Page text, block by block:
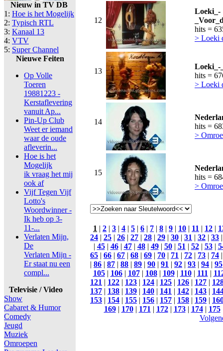
Nieuw in TV DB
1: Hoe is het Mogelijk
2: Typisch RTL
3: Kanaal 13
4: VTV
5: Super Channel
Nieuwe Feiten
Op Volle
Toeren
19881223 -
Kerstaflevering
vanuit Ap...
Pin-Up Club
Weet er iemand
waar de oude
afleverin...
Hoe is het
Mogelijk
ik vraag het mij
ook af
Vijf Tegen Vijf
Lotto's
Woordwinner -
Ik heb op 3-
11-...
Verlaten Mijn,
De
Verlaten Mijn -
Er staat nu een
compl...
Televisie / Video
Show
Cabaret & Humor
Comedy
Jeugd
Muziek
Omroepen
12
Loeki_-
hits =
> Loeki
13
Loeki_-
hits =
> Loeki
14
hits =
>
15
hits =
>
1 | 2 | 3 | 4 | 5 | 6 | 7 | 8 | 9 | 10 | 11 | 12 |
24 | 25 | 26 | 27 | 28 | 29 | 30 | 31 | 32 | 33
| 45| 46| 47| 48| 49| 50| 51| 52| 53|
65 | 66 | 67 | 68 | 69 | 70 | 71 | 72 | 73 | 74
| 86 | 87 | 88 | 89 | 90 | 91 | 92 | 93 | 94 | 95
105| 106| 107| 108| 109| 110| 111|
121 | 122 | 123 | 124 | 125 | 126 | 127 |
137 | 138 | 139 | 140 | 141 | 142 | 143 |
153 | 154 | 155 | 156 | 157 | 158 | 159 |
169| 170| 171| 172| 173| 174| 175